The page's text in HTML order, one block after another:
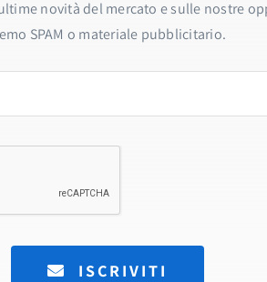
novità del mercato e sulle nostre
SPAM o materiale pubblicitario.
ISCRIVITI